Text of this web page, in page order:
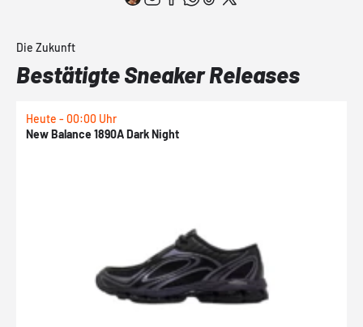
Die Zukunft
Bestätigte Sneaker Releases
Heute - 00:00 Uhr
New Balance 1890A Dark Night